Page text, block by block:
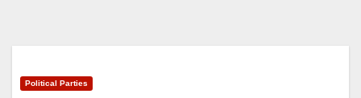
Political Parties